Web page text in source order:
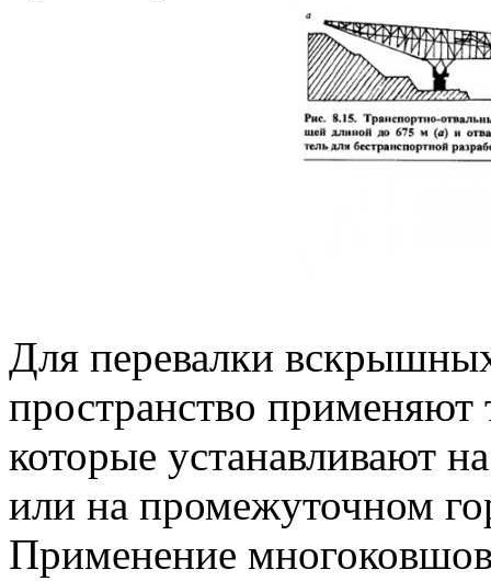
Для перевалки
пространство
которые устанавливают
или на промежуточном
Применение